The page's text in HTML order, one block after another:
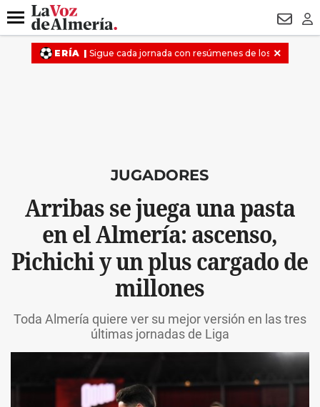
DESTACADO
Menú
JUGADORES
Arribas se juega una pasta
en el Almería: ascenso,
Pichichi y un plus cargado de
millones
Toda Almería quiere ver su mejor versión en las tres
últimas jornadas de Liga